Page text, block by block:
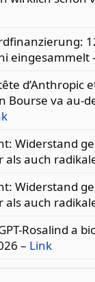
eingesammelt
d’Anthropic
Bourse va au-
Widerstand
als auch
Widerstand
als auch
Rosalind a
– Link